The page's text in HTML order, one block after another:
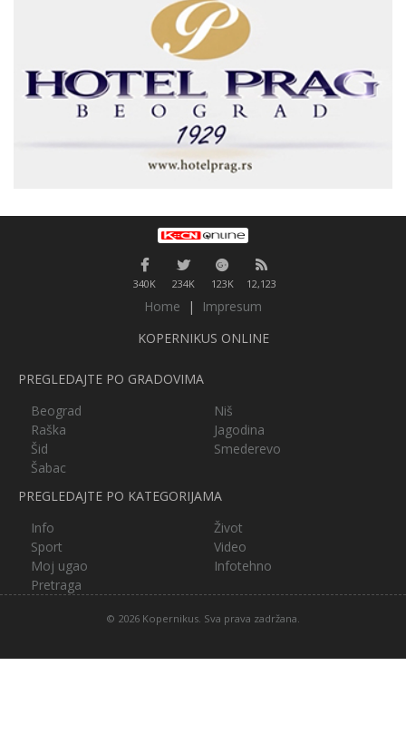
340K 234K 123K 12,123
Home |
Impresum
KOPERNIKUS ONLINE
PREGLEDAJTE PO GRADOVIMA
Beograd
Niš
Raška
Jagodina
Šid
Smederevo
Šabac
PREGLEDAJTE PO KATEGORIJAMA
Info
Život
Sport
Video
Moj ugao
Infotehno
Pretraga
© 2026 Kopernikus. Sva prava zadržana.